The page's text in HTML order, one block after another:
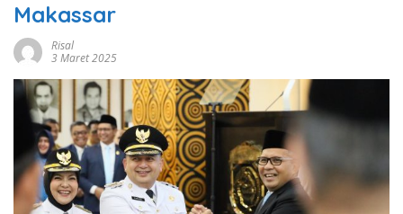
Makassar
Risal
3 Maret 2025